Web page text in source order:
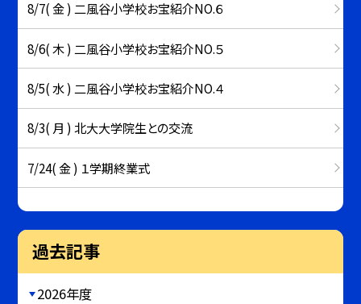
8/7( 金 ) 二風谷小学校お宝紹介NO.６
8/6( 木 ) 二風谷小学校お宝紹介NO.５
8/5( 水 ) 二風谷小学校お宝紹介NO.４
8/3( 月 ) 北大大学院生との交流
7/24( 金 ) １学期終業式
過去記事
2026年度